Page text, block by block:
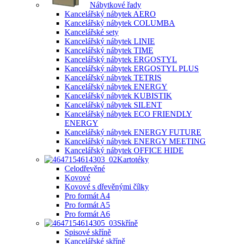
Nábytkové řady
Kancelářský nábytek AERO
Kancelářský nábytek COLUMBA
Kancelářské sety
Kancelářský nábytek LINIE
Kancelářský nábytek TIME
Kancelářský nábytek ERGOSTYL
Kancelářský nábytek ERGOSTYL PLUS
Kancelářský nábytek TETRIS
Kancelářský nábytek ENERGY
Kancelářský nábytek KUBISTIK
Kancelářský nábytek SILENT
Kancelářský nábytek ECO FRIENDLY
ENERGY
Kancelářský nábytek ENERGY FUTURE
Kancelářský nábytek ENERGY MEETING
Kancelářský nábytek OFFICE HIDE
Kartotéky
Celodřevěné
Kovové
Kovové s dřevěnými čílky
Pro formát A4
Pro formát A5
Pro formát A6
Skříně
Spisové skříně
Kancelářské skříně